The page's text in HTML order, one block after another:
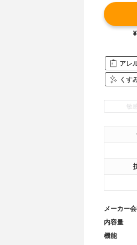
アレ
くす
敏
メーカー
内容量
機能